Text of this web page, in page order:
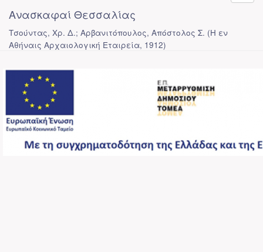
Ανασκαφαί Θεσσαλίας
Τσούντας, Χρ. Δ.; Αρβανιτόπουλος, Απόστολος Σ. (Η εν
Αθήναις Αρχαιολογική Εταιρεία, 1912)